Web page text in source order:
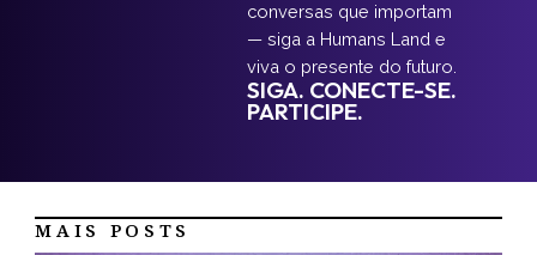
conversas que importam
— siga a Humans Land e
viva o presente do futuro.
SIGA. CONECTE-SE.
PARTICIPE.
MAIS POSTS